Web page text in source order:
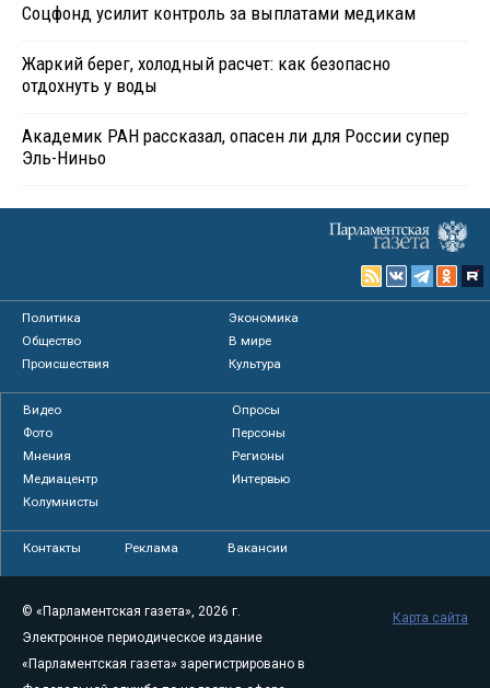
Соцфонд усилит контроль за выплатами медикам
Жаркий берег, холодный расчет: как безопасно
отдохнуть у воды
Академик РАН рассказал, опасен ли для России супер
Эль-Ниньо
Политика
Экономика
Общество
В мире
Происшествия
Культура
Видео
Опросы
Фото
Персоны
Мнения
Регионы
Медиацентр
Интервью
Колумнисты
Контакты Реклама Вакансии
© «Парламентская газета», 2026 г.
Электронное периодическое издание
«Парламентская газета» зарегистрировано в
Карта сайта